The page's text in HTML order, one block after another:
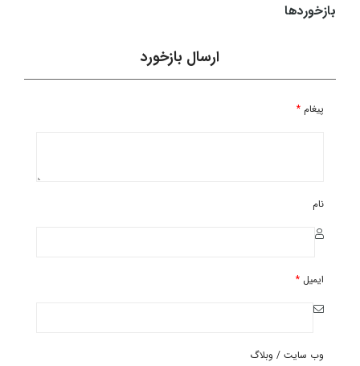
بازخوردها
ارسال بازخورد
پیغام *
نام
ایمیل *
وب سایت / وبلاگ